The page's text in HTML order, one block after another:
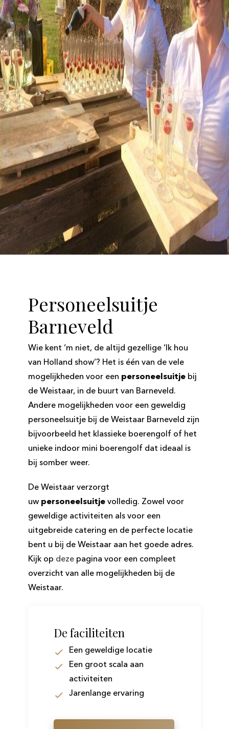
Personeelsuitje
Barneveld
Wie kent ‘m niet, de altijd gezellige ‘Ik hou
van Holland show’? Het is één van de vele
mogelijkheden voor een personeelsuitje bij
de Weistaar, in de buurt van Barneveld.
Andere mogelijkheden voor een geweldig
personeelsuitje bij de Weistaar Barneveld zijn
bijvoorbeeld het klassieke boerengolf of het
unieke indoor mini boerengolf dat ideaal is
bij somber weer.
De Weistaar verzorgt
uw personeelsuitje volledig. Zowel voor
geweldige activiteiten als voor een
uitgebreide catering en de perfecte locatie
bent u bij de Weistaar aan het goede adres.
Kijk op deze pagina voor een compleet
overzicht van alle mogelijkheden bij de
Weistaar.
De faciliteiten
Een geweldige locatie
Een groot scala aan
activiteiten
Jarenlange ervaring